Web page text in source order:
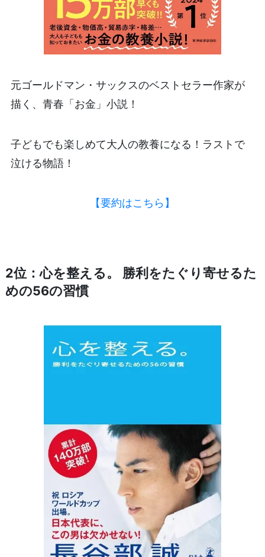
元ゴールドマン・サックスのベストセラー作家が
描く、青春「お金」小説！
子どもでも楽しめて大人の教養になる！ラストで
泣ける物語！
【要約はこちら】
2位：心を整える。 勝利をたぐり寄せるた
めの56の習慣